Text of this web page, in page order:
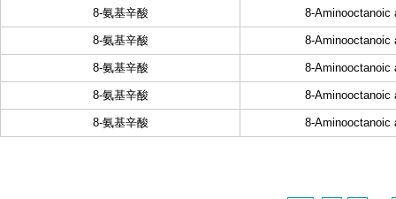
8-氨基辛酸 8-Aminooctanoic
8-氨基辛酸 8-Aminooctanoic
8-氨基辛酸 8-Aminooctanoic
8-氨基辛酸 8-Aminooctanoic
8-氨基辛酸 8-Aminooctanoic